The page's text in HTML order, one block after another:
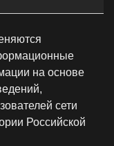
на основе
сети
Российской